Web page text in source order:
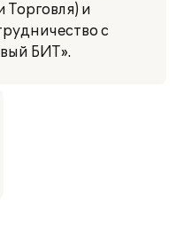
Торговля) и
с
БИТ».